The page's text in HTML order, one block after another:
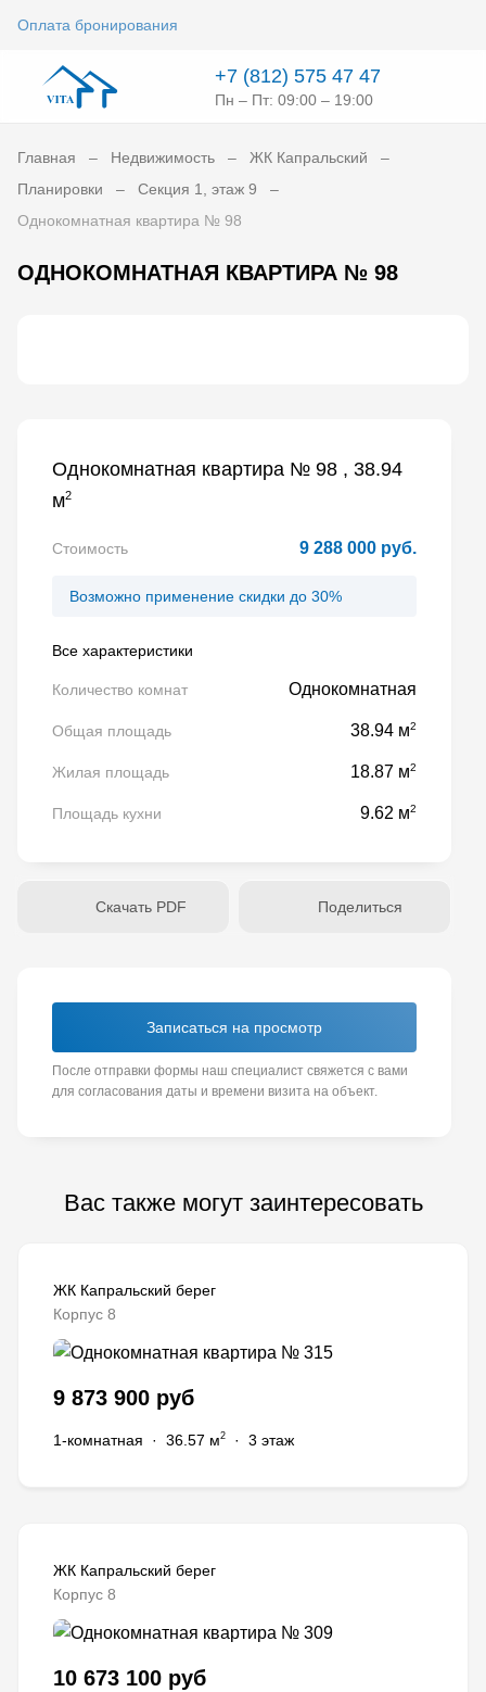
Оплата бронирования
+7 (812) 575 47 47
Пн – Пт: 09:00 – 19:00
Главная Недвижимость
ЖК Капральский
Планировки
Секция 1, этаж 9
Однокомнатная квартира № 98
ОДНОКОМНАТНАЯ КВАРТИРА № 98
Однокомнатная квартира № 98 , 38.94
м2
Стоимость 9 288 000 руб.
Возможно применение скидки до 30%
Все характеристики
Количество комнат Однокомнатная
Общая площадь 38.94 м2
Жилая площадь 18.87 м2
Площадь кухни 9.62 м2
Скачать PDF Поделиться
Записаться на просмотр
После отправки формы наш специалист свяжется с вами
для согласования даты и времени визита на объект.
Вас также могут заинтересовать
ЖК Капральский берег
Корпус 8
9 873 900 руб
1-комнатная · 36.57 м2 · 3 этаж
ЖК Капральский берег
Корпус 8
10 673 100 руб